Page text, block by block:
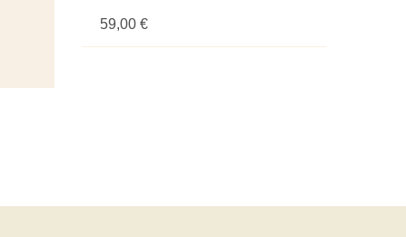
59,00 €